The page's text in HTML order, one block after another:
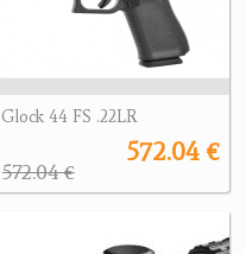
Glock 44 FS .22LR
572.04 €
572.04 €